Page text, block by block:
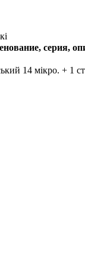
серия,
14 мікро. + 1